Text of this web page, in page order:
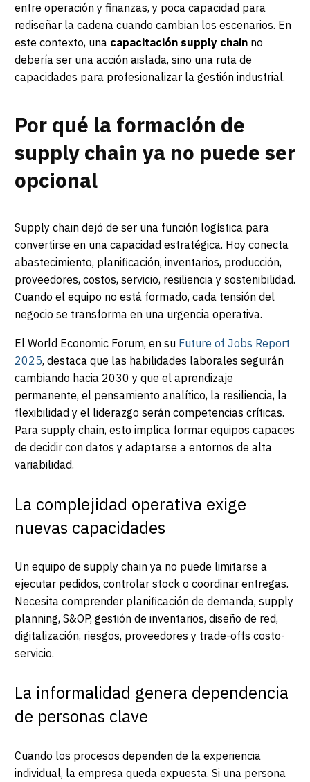
entre operación y finanzas, y poca capacidad para
rediseñar la cadena cuando cambian los escenarios. En
este contexto, una capacitación supply chain no
debería ser una acción aislada, sino una ruta de
capacidades para profesionalizar la gestión industrial.
Por qué la formación de
supply chain ya no puede ser
opcional
Supply chain dejó de ser una función logística para
convertirse en una capacidad estratégica. Hoy conecta
abastecimiento, planificación, inventarios, producción,
proveedores, costos, servicio, resiliencia y sostenibilidad.
Cuando el equipo no está formado, cada tensión del
negocio se transforma en una urgencia operativa.
El World Economic Forum, en su Future of Jobs Report
2025, destaca que las habilidades laborales seguirán
cambiando hacia 2030 y que el aprendizaje
permanente, el pensamiento analítico, la resiliencia, la
flexibilidad y el liderazgo serán competencias críticas.
Para supply chain, esto implica formar equipos capaces
de decidir con datos y adaptarse a entornos de alta
variabilidad.
La complejidad operativa exige
nuevas capacidades
Un equipo de supply chain ya no puede limitarse a
ejecutar pedidos, controlar stock o coordinar entregas.
Necesita comprender planificación de demanda, supply
planning, S&OP, gestión de inventarios, diseño de red,
digitalización, riesgos, proveedores y trade-offs costo-
servicio.
La informalidad genera dependencia
de personas clave
Cuando los procesos dependen de la experiencia
individual, la empresa queda expuesta. Si una persona